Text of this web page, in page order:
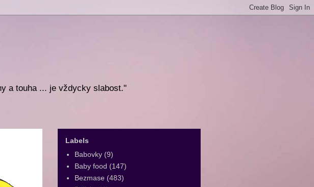
a touha ... je vždycky slabost."
Labels
Babovky (9)
Baby food (147)
Bezmase (483)